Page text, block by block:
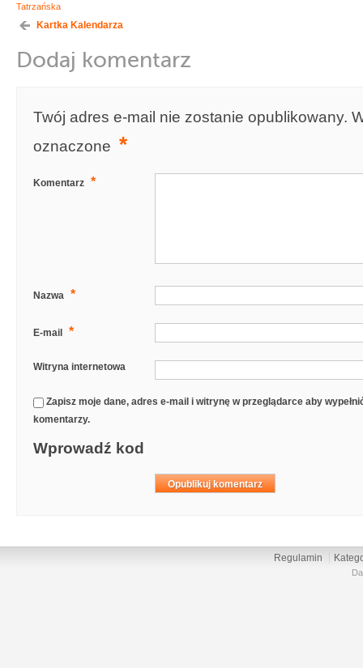
Tatrzańska
Kartka Kalendarza
Dodaj komentarz
Twój adres e-mail nie zostanie opublikowany.
oznaczone *
Komentarz *
Nazwa *
E-mail *
Witryna internetowa
Zapisz moje dane, adres e-mail i witrynę w przeglądarce aby
komentarzy.
Wprowadź kod
Regulamin